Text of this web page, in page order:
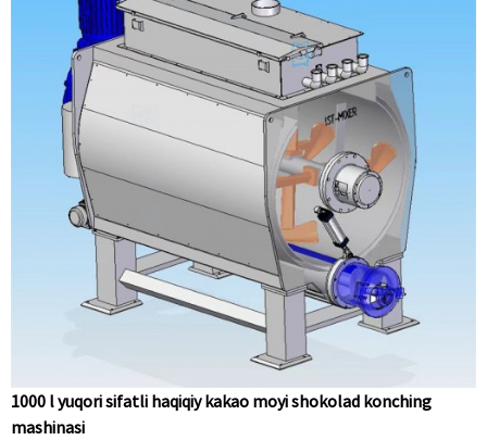
1000 l yuqori sifatli haqiqiy kakao moyi shokolad konching
mashinasi